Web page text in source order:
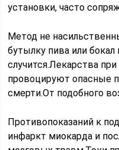
установки, часто
Метод не
бутылку пива или
случится.Лекарства
провоцируют опасные
смерти.От подобного
Противопоказаний к
инфаркт миокарда и